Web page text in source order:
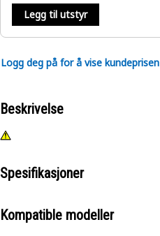
Legg til utstyr
Logg deg på for å vise kundeprisen
Beskrivelse
Spesifikasjoner
Kompatible modeller